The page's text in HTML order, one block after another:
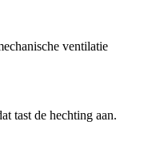
ventilatie
tast de hechting aan.